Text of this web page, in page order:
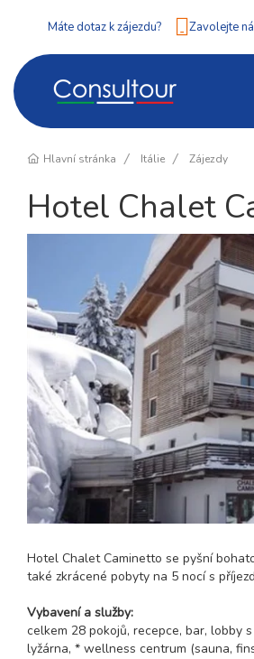
Máte dotaz k zájezdu? Zavolejte
Hlavní stránka Itálie Zájezdy
Hotel Chalet
Hotel Chalet Caminetto se pyšní
také zkrácené pobyty na 5 nocí s
Vybavení a služby:
celkem 28 pokojů, recepce, bar, lobby
lyžárna, * wellness centrum (sauna,